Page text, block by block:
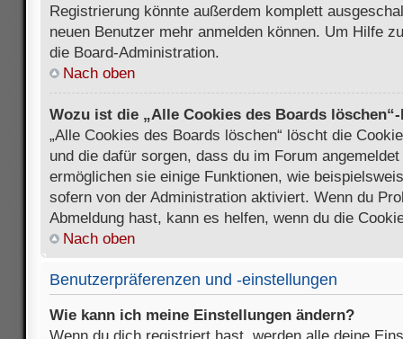
Registrierung könnte außerdem komplett
neuen Benutzer mehr anmelden können. Um Hilfe
die Board-Administration.
Nach oben
Wozu ist die „Alle Cookies des Boards
„Alle Cookies des Boards löschen“ löscht die
und die dafür sorgen, dass du im Forum
ermöglichen sie einige Funktionen, wie
sofern von der Administration aktiviert. Wenn du
Abmeldung hast, kann es helfen, wenn du die
Nach oben
Benutzerpräferenzen und -einstellungen
Wie kann ich meine Einstellungen ändern?
Wenn du dich registriert hast, werden alle deine